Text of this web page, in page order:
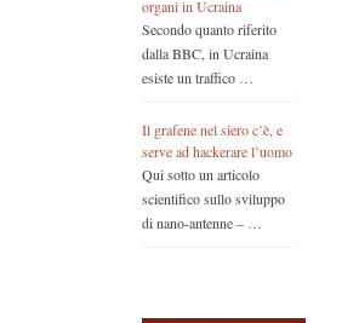
organi in Ucraina
Secondo quanto riferito
dalla BBC, in Ucraina
esiste un traffico …
Il grafene nel siero c’è, e
serve ad hackerare l’uomo
Qui sotto un articolo
scientifico sullo sviluppo
di nano-antenne – …